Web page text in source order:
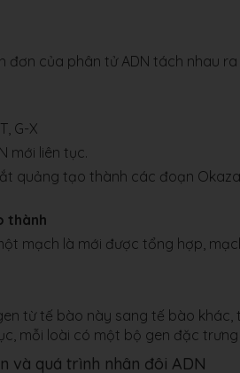
đơn của phân tử ADN tách nhau
G-X
mới liên tục.
quảng tạo thành các đoạn
thành
mạch là mới được tổng hợp,
từ tế bào này sang tế bào khác,
mỗi loài có một bộ gen đặc
và quá trình nhân đôi ADN